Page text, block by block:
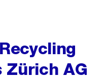
Zürich AG